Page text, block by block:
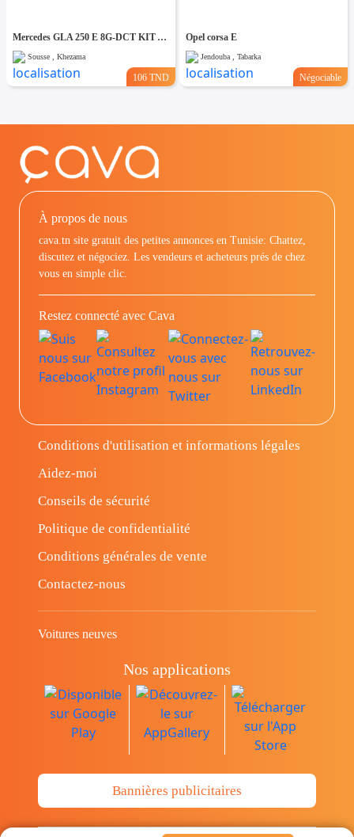
Mercedes GLA 250 E 8G-DCT KIT AMG PACK NIGHT
Sousse , Khezama
106 TND
Opel corsa E
Jendouba , Tabarka
Négociable
À propos de nous
cava.tn site gratuit des petites annonces en Tunisie: Chattez,
discutez et négociez. Les vendeurs et acheteurs prés de chez
vous en simple clic.
Restez connecté avec Cava
Conditions d'utilisation et informations légales
Aidez-moi
Conseils de sécurité
Politique de confidentialité
Conditions générales de vente
Contactez-nous
Voitures neuves
Nos applications
Bannières publicitaires